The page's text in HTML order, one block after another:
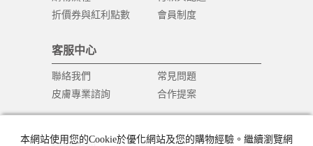
折價券與紅利點數
會員制度
客服中心
聯絡我們
皮膚專業諮詢
常見問題
合作提案
本網站使用您的Cookie於優化網站及您的購物經驗。繼續瀏覽網